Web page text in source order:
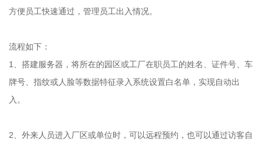
方便员工快速通过，管理员工出入情况。
流程如下：
1、搭建服务器，将所在的园区或工厂在职员工的姓名、证件号、车
牌号、指纹或人脸等数据特征录入系统设置白名单，实现自动出
入。
2、外来人员进入厂区或单位时，可以远程预约，也可以通过访客自